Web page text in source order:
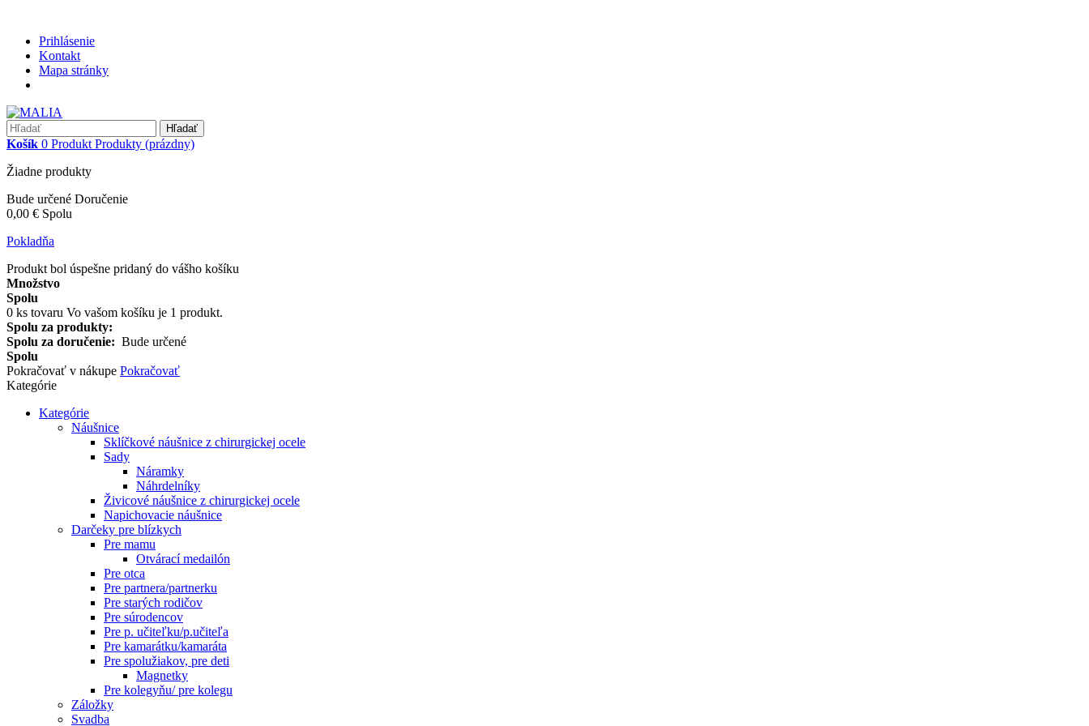
Prihlásenie
Kontakt
Mapa stránky
Hľadať
Košík 0 Produkt Produkty (prázdny)
Žiadne produkty
Bude určené Doručenie
0,00 € Spolu
Pokladňa
Produkt bol úspešne pridaný do vášho košíku
Množstvo
Spolu
0 ks tovaru Vo vašom košíku je 1 produkt.
Spolu za produkty:
Spolu za doručenie: Bude určené
Spolu
Pokračovať v nákupe Pokračovať
Kategórie
Kategórie
Náušnice
Sklíčkové náušnice z chirurgickej ocele
Sady
Náramky
Náhrdelníky
Živicové náušnice z chirurgickej ocele
Napichovacie náušnice
Darčeky pre blízkych
Pre mamu
Otvárací medailón
Pre otca
Pre partnera/partnerku
Pre starých rodičov
Pre súrodencov
Pre p. učiteľku/p.učiteľa
Pre kamarátku/kamaráta
Pre spolužiakov, pre deti
Magnetky
Pre kolegyňu/ pre kolegu
Záložky
Svadba